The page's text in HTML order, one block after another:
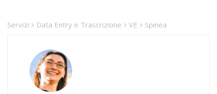
Servizi Data Entry e Trascrizione VE Spinea